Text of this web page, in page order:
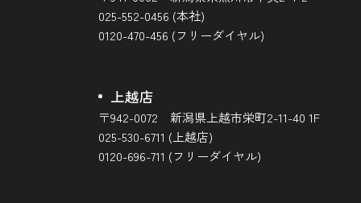
025-552-0456 (本社)
0120-470-456 (フリーダイヤル)
上越店
〒942-0072 新潟県上越市栄町2-11-40 1F
025-530-6711 (上越店)
0120-696-711 (フリーダイヤル)